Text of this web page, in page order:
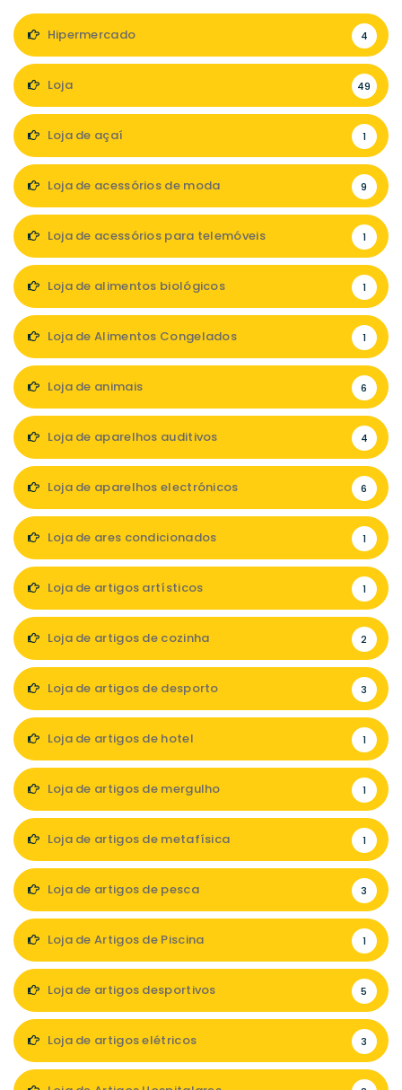
Hipermercado 4
Loja 49
Loja de açaí 1
Loja de acessórios de moda 9
Loja de acessórios para telemóveis 1
Loja de alimentos biológicos 1
Loja de Alimentos Congelados 1
Loja de animais 6
Loja de aparelhos auditivos 4
Loja de aparelhos electrónicos 6
Loja de ares condicionados 1
Loja de artigos artísticos 1
Loja de artigos de cozinha 2
Loja de artigos de desporto 3
Loja de artigos de hotel 1
Loja de artigos de mergulho 1
Loja de artigos de metafísica 1
Loja de artigos de pesca 3
Loja de Artigos de Piscina 1
Loja de artigos desportivos 5
Loja de artigos elétricos 3